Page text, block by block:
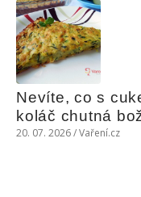
Nevíte, co s
koláč chutná
20. 07. 2026 / Vaření.cz